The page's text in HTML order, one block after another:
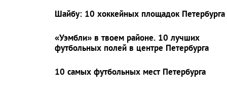
Шайбу: 10 хоккейных площадок Петербурга
«Уэмбли» в твоем районе. 10 лучших
футбольных полей в центре Петербурга
10 самых футбольных мест Петербурга